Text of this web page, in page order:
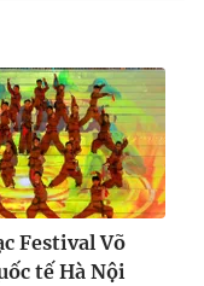
Festival Võ
tế Hà Nội